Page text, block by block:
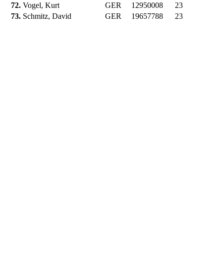
72. Vogel, Kurt GER 12950008
23
73. Schmitz, David GER 19657788 23